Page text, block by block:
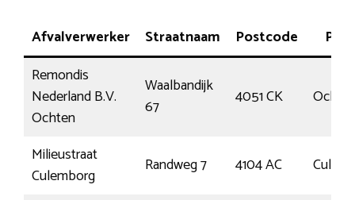
Afvalverwerker Straatnaam Postcode
Remondis
Nederland B.V.
Ochten
Waalbandijk
67
4051 CK
Milieustraat
Culemborg
Randweg 7 4104 AC